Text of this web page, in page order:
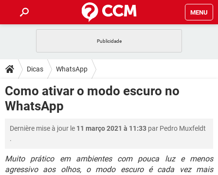
MENU
CELULAR
OUTLOOK EXCEL
INSTAGRAM
DICAS
JOGOS
CELULAR FACEBOOK
INSTAGRAM GMAIL
DOWNLOADS
JOGOS
INSTAGRAM
GUIA DE COMPRAS
FÓRUM
JOGOS WHATSAPP
OUTLOOK EXCEL
JOGOS
CELULAR FACEBOOK
Dicas WhatsApp
Como ativar o modo escuro no
WhatsApp
Dernière mise à jour le 11 março 2021 à 11:33 par Pedro Muxfeldt
.
Muito prático em ambientes com pouca luz e menos
agressivo aos olhos, o modo escuro é cada vez mais